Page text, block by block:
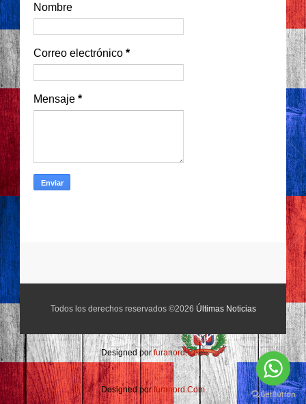
Nombre
Correo electrónico *
Mensaje *
Todos los derechos reservados ©2026 Últimas Noticias
Designed porfuranord.Com
Designed porfuranord.Com